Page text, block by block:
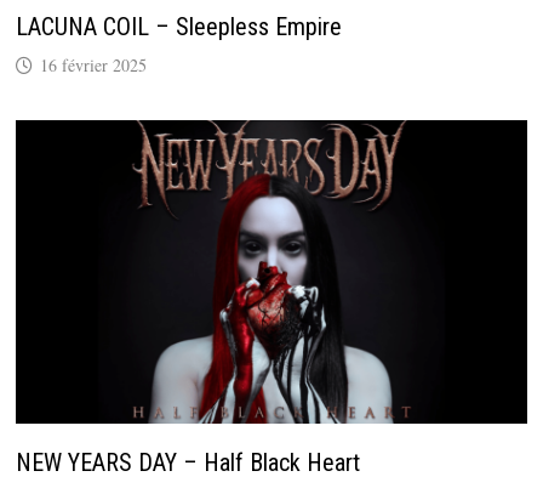
LACUNA COIL – Sleepless Empire
16 février 2025
NEW YEARS DAY – Half Black Heart